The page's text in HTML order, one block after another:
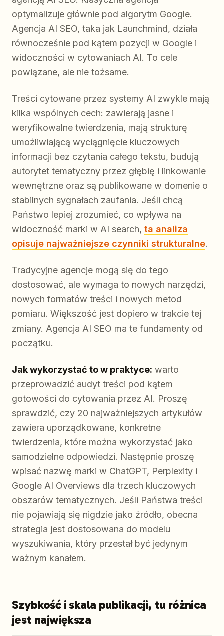
optymalizuje głównie pod algorytm Google.
Agencja AI SEO, taka jak Launchmind, działa
równocześnie pod kątem pozycji w Google i
widoczności w cytowaniach AI. To cele
powiązane, ale nie tożsame.
Treści cytowane przez systemy AI zwykle mają
kilka wspólnych cech: zawierają jasne i
weryfikowalne twierdzenia, mają strukturę
umożliwiającą wyciągnięcie kluczowych
informacji bez czytania całego tekstu, budują
autorytet tematyczny przez głębię i linkowanie
wewnętrzne oraz są publikowane w domenie o
stabilnych sygnałach zaufania. Jeśli chcą
Państwo lepiej zrozumieć, co wpływa na
widoczność marki w AI search, ta analiza
opisuje najważniejsze czynniki strukturalne.
Tradycyjne agencje mogą się do tego
dostosować, ale wymaga to nowych narzędzi,
nowych formatów treści i nowych metod
pomiaru. Większość jest dopiero w trakcie tej
zmiany. Agencja AI SEO ma te fundamenty od
początku.
Jak wykorzystać to w praktyce: warto
przeprowadzić audyt treści pod kątem
gotowości do cytowania przez AI. Proszę
sprawdzić, czy 20 najważniejszych artykułów
zawiera uporządkowane, konkretne
twierdzenia, które można wykorzystać jako
samodzielne odpowiedzi. Następnie proszę
wpisać nazwę marki w ChatGPT, Perplexity i
Google AI Overviews dla trzech kluczowych
obszarów tematycznych. Jeśli Państwa treści
nie pojawiają się nigdzie jako źródło, obecna
strategia jest dostosowana do modelu
wyszukiwania, który przestał być jedynym
ważnym kanałem.
Szybkość i skala publikacji, tu różnica
jest największa